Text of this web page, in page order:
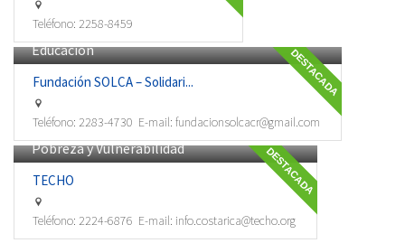
Teléfono: 2258-8459
DESTACADA
Educación
Fundación SOLCA – Solidari...
Teléfono: 2283-4730 E-mail: fundacionsolcacr@gmail.com
DESTACADA
Pobreza y Vulnerabilidad
TECHO
Teléfono: 2224-6876 E-mail: info.costarica@techo.org